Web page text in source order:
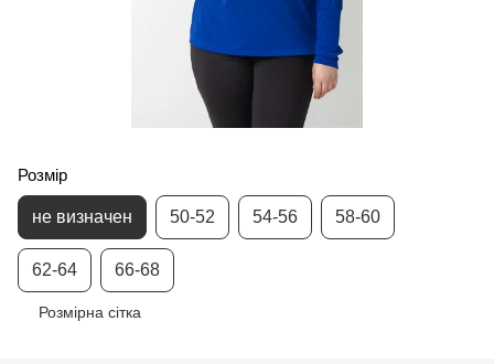
Розмір
не визначен 50-52 54-56 58-60
62-64 66-68
Розмірна сітка